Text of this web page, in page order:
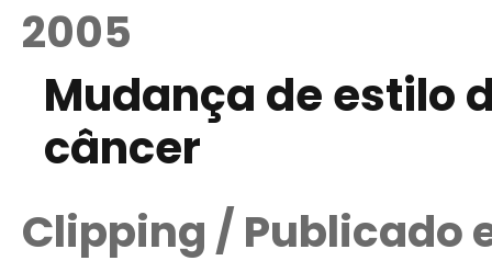
2005
Mudança de estilo
câncer
Clipping / Publicado